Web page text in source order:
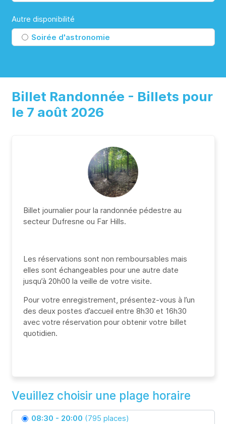
Autre disponibilité
Soirée d'astronomie
Billet Randonnée - Billets pour
le 7 août 2026
Billet journalier pour la randonnée pédestre au
secteur Dufresne ou Far Hills.
Les réservations sont non remboursables mais
elles sont échangeables pour une autre date
jusqu’à 20h00 la veille de votre visite.
Pour votre enregistrement, présentez-vous à l’un
des deux postes d’accueil entre 8h30 et 16h30
avec votre réservation pour obtenir votre billet
quotidien.
Veuillez choisir une plage horaire
08:30 - 20:00 (795 places)